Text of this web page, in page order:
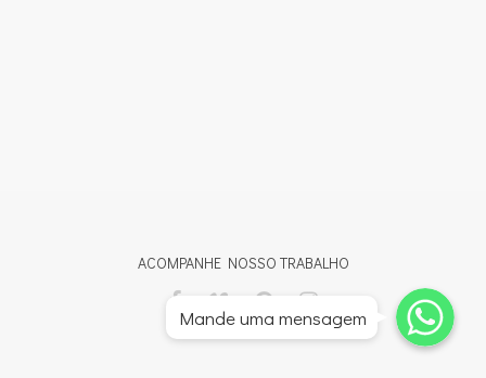
ACOMPANHE NOSSO TRABALHO
Whatsapp
Whatsapp
Whatsapp
Mande uma mensagem